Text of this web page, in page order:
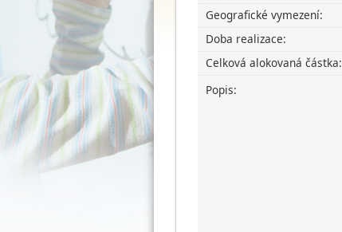
Geografické vymezení:
Doba realizace:
Celková alokovaná částka:
Popis: